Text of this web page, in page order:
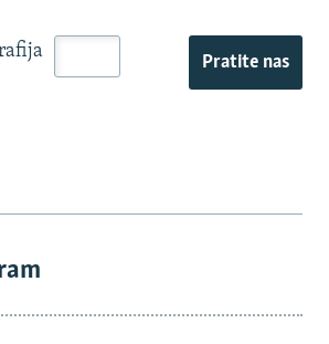
Pratite nas